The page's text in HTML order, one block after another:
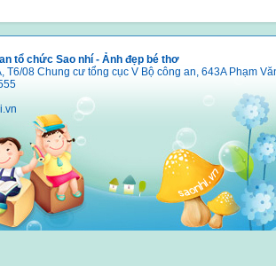
tổ chức Sao nhí - Ảnh đẹp bé thơ
T6/08 Chung cư tổng cục V Bộ công an, 643A Phạm